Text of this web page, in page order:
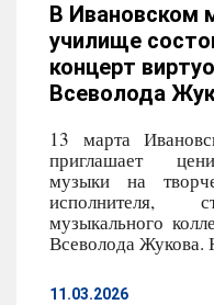
В Ивановском
училище
концерт
Всеволода
13 марта
приглашает
музыки на
исполнителя,
музыкального
Всеволода Жукова.
11.03.2026